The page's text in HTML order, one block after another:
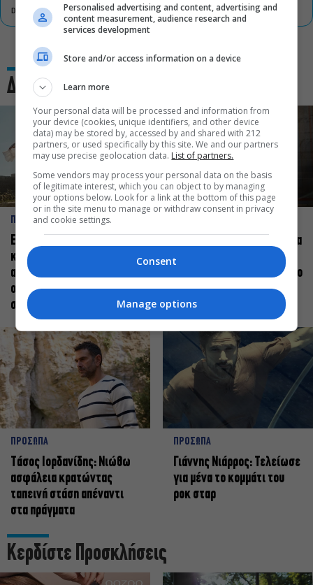
DON'T MISS
Δες και αυτό
ΠΡΟΣΩΠΑ
Ελεάνα Ανδρεούδη: Κάθε
καλλιτέχνης όταν
ανεβαίνει στη σκηνή
οφείλει να αισθάνεται
σταρ
Βαγγέλης Μπίκος: Έμαθα να
δίνω αξία στο ποιος είμαι
πάνω στη σκηνή και όχι στο
πως χορεύω
ΠΡΟΣΩΠΑ
Tάσος Ιορδανίδης: Νιώθω
ασφάλεια κρατώντας
ταπεινή στάση απέναντι
στα πράγματα
ΠΡΟΣΩΠΑ
Γιάννης Νιάρρος: Τελείωσε
για μένα το κομμάτι του
ροκ σταρ
Κερδίστε Προσκλήσεις
Personalised advertising and content, advertising and
content measurement, audience research and
services development
Store and/or access information on a device
Learn more
Your personal data will be processed and information from
your device (cookies, unique identifiers, and other device
data) may be stored by, accessed by and shared with 212
partners, or used specifically by this site. We and our partners
may use precise geolocation data. List of partners.
Some vendors may process your personal data on the basis
of legitimate interest, which you can object to by managing
your options below. Look for a link at the bottom of this page
or in the site menu to manage or withdraw consent in privacy
and cookie settings.
Consent
Manage options